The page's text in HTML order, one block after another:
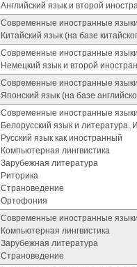
Английский язык и второй
Современные иностранные
Китайский язык (на базе
Современные иностранные
Немецкий язык и второй
Современные иностранные
Японский язык (на базе
Современные иностранные
Белорусский язык и литература.
Русский язык как иностранный
Компьютерная лингвистика
Зарубежная литература
Риторика
Страноведение
Ортофония
Современные иностранные языки
Компьютерная лингвистика
Зарубежная литература
Страноведение